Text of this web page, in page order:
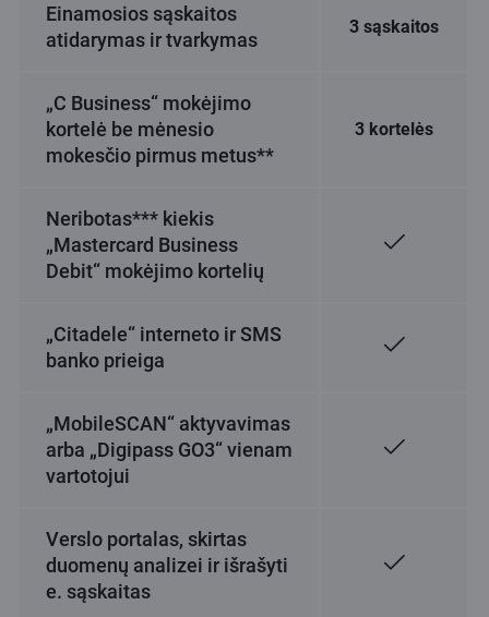
Einamosios sąskaitos
atidarymas ir tvarkymas
3 sąskaitos
„C Business“ mokėjimo
kortelė be mėnesio
mokesčio pirmus metus**
3 kortelės
Neribotas*** kiekis
„Mastercard Business
Debit“ mokėjimo kortelių
„Citadele“ interneto ir SMS
banko prieiga
„MobileSCAN“ aktyvavimas
arba „Digipass GO3“ vienam
vartotojui
Verslo portalas, skirtas
duomenų analizei ir išrašyti
e. sąskaitas